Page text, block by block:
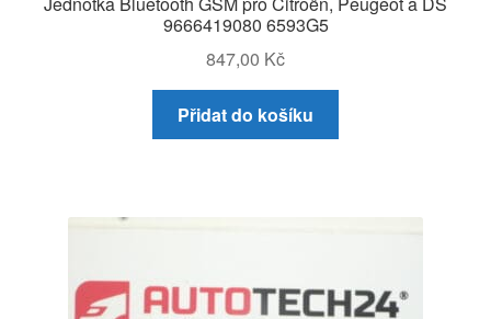
9666419080 6593G5
847,00 Kč
Přidat do košíku